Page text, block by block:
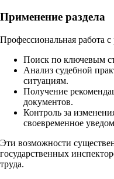
Применение раздела
Профессиональная работа с
Поиск по ключевым
Анализ судебной
ситуациям.
Получение
документов.
Контроль за
своевременное
Эти возможности
государственных
труда.